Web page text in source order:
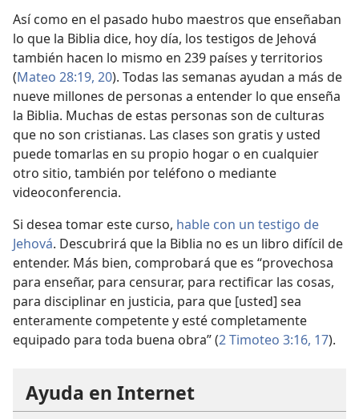
Así como en el pasado hubo maestros que enseñaban
lo que la Biblia dice, hoy día, los testigos de Jehová
también hacen lo mismo en 239 países y territorios
(Mateo 28:19, 20). Todas las semanas ayudan a más de
nueve millones de personas a entender lo que enseña
la Biblia. Muchas de estas personas son de culturas
que no son cristianas. Las clases son gratis y usted
puede tomarlas en su propio hogar o en cualquier
otro sitio, también por teléfono o mediante
videoconferencia.
Si desea tomar este curso, hable con un testigo de
Jehová. Descubrirá que la Biblia no es un libro difícil de
entender. Más bien, comprobará que es “provechosa
para enseñar, para censurar, para rectificar las cosas,
para disciplinar en justicia, para que [usted] sea
enteramente competente y esté completamente
equipado para toda buena obra” (2 Timoteo 3:16, 17).
Ayuda en Internet